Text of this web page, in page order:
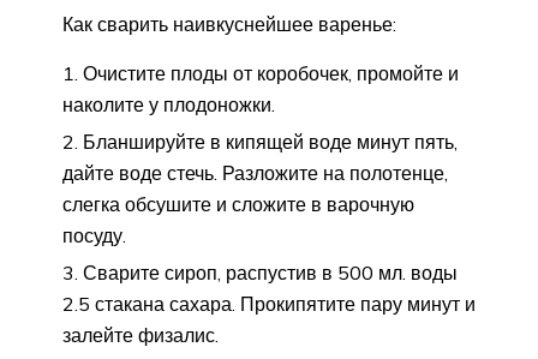
Как сварить наивкуснейшее варенье:
Очистите плоды от коробочек, промойте и
наколите у плодоножки.
Бланшируйте в кипящей воде минут пять,
дайте воде стечь. Разложите на полотенце,
слегка обсушите и сложите в варочную
посуду.
Сварите сироп, распустив в 500 мл. воды
2.5 стакана сахара. Прокипятите пару минут и
залейте физалис.